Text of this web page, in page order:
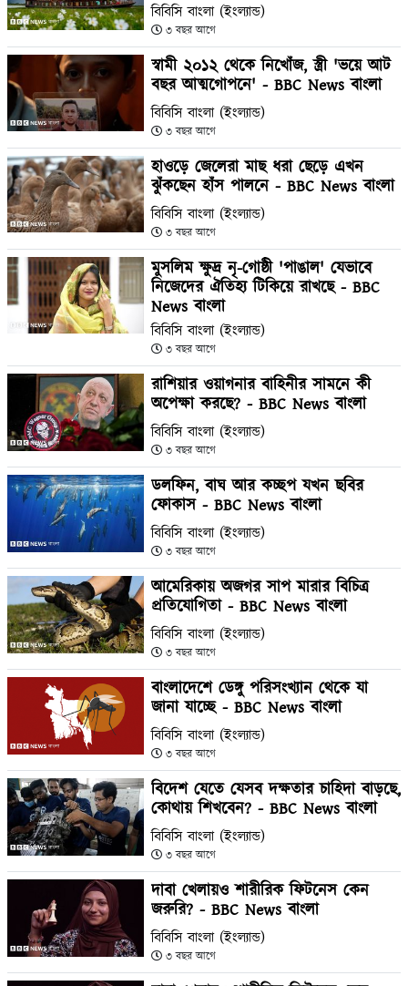
বিবিসি বাংলা (ইংল্যান্ড)
৩ বছর আগে
স্বামী ২০১২ থেকে নিখোঁজ, স্ত্রী 'ভয়ে আট
বছর আত্মগোপনে' - BBC News বাংলা
বিবিসি বাংলা (ইংল্যান্ড)
৩ বছর আগে
হাওড়ে জেলেরা মাছ ধরা ছেড়ে এখন
ঝুঁকছেন হাঁস পালনে - BBC News বাংলা
বিবিসি বাংলা (ইংল্যান্ড)
৩ বছর আগে
মুসলিম ক্ষুদ্র নৃ-গোষ্ঠী 'পাঙাল' যেভাবে
নিজেদের ঐতিহ্য টিকিয়ে রাখছে - BBC
News বাংলা
বিবিসি বাংলা (ইংল্যান্ড)
৩ বছর আগে
রাশিয়ার ওয়াগনার বাহিনীর সামনে কী
অপেক্ষা করছে? - BBC News বাংলা
বিবিসি বাংলা (ইংল্যান্ড)
৩ বছর আগে
ডলফিন, বাঘ আর কচ্ছপ যখন ছবির
ফোকাস - BBC News বাংলা
বিবিসি বাংলা (ইংল্যান্ড)
৩ বছর আগে
আমেরিকায় অজগর সাপ মারার বিচিত্র
প্রতিযোগিতা - BBC News বাংলা
বিবিসি বাংলা (ইংল্যান্ড)
৩ বছর আগে
বাংলাদেশে ডেঙ্গু পরিসংখ্যান থেকে যা
জানা যাচ্ছে - BBC News বাংলা
বিবিসি বাংলা (ইংল্যান্ড)
৩ বছর আগে
বিদেশ যেতে যেসব দক্ষতার চাহিদা বাড়ছে,
কোথায় শিখবেন? - BBC News বাংলা
বিবিসি বাংলা (ইংল্যান্ড)
৩ বছর আগে
দাবা খেলায়ও শারীরিক ফিটনেস কেন
জরুরি? - BBC News বাংলা
বিবিসি বাংলা (ইংল্যান্ড)
৩ বছর আগে